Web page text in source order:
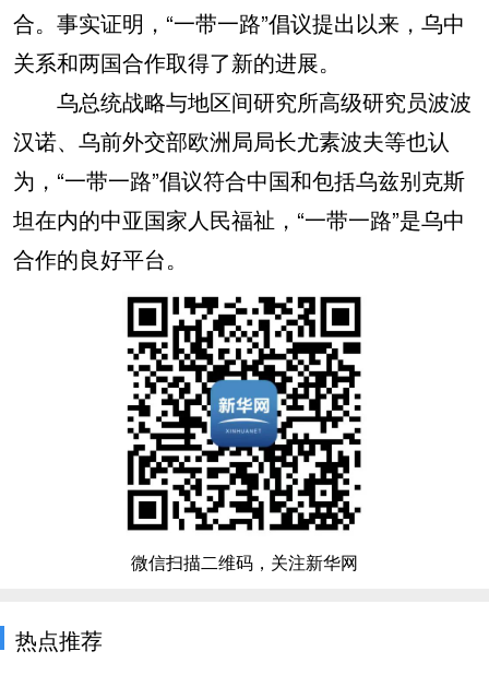
合。事实证明，“一带一路”倡议提出以来，乌中
关系和两国合作取得了新的进展。
乌总统战略与地区间研究所高级研究员波波
汉诺、乌前外交部欧洲局局长尤素波夫等也认
为，“一带一路”倡议符合中国和包括乌兹别克斯
坦在内的中亚国家人民福祉，“一带一路”是乌中
合作的良好平台。
微信扫描二维码，关注新华网
热点推荐